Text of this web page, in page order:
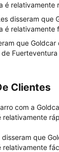
é relativamente
disseram que
é relativamente
que
Fuerteventura
Clientes
com a
relativamente
disseram que
relativamente